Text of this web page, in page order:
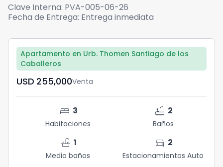
Clave Interna: PVA-005-06-26
Fecha de Entrega: Entrega inmediata
Apartamento en Urb. Thomen Santiago de los
Caballeros
USD	255,000Venta
bed 3
Habitaciones
bathtub 2
Baños
faucet 1
Medio baños
directions_car 2
Estacionamientos Auto